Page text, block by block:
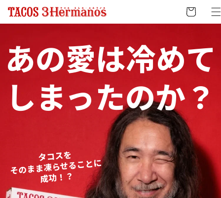
ンツに
ー
ト
あの愛は冷めて
しまったのか？
タコスを
そのまま凍らせることに
成功！？